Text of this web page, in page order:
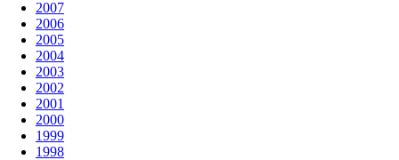
2007
2006
2005
2004
2003
2002
2001
2000
1999
1998